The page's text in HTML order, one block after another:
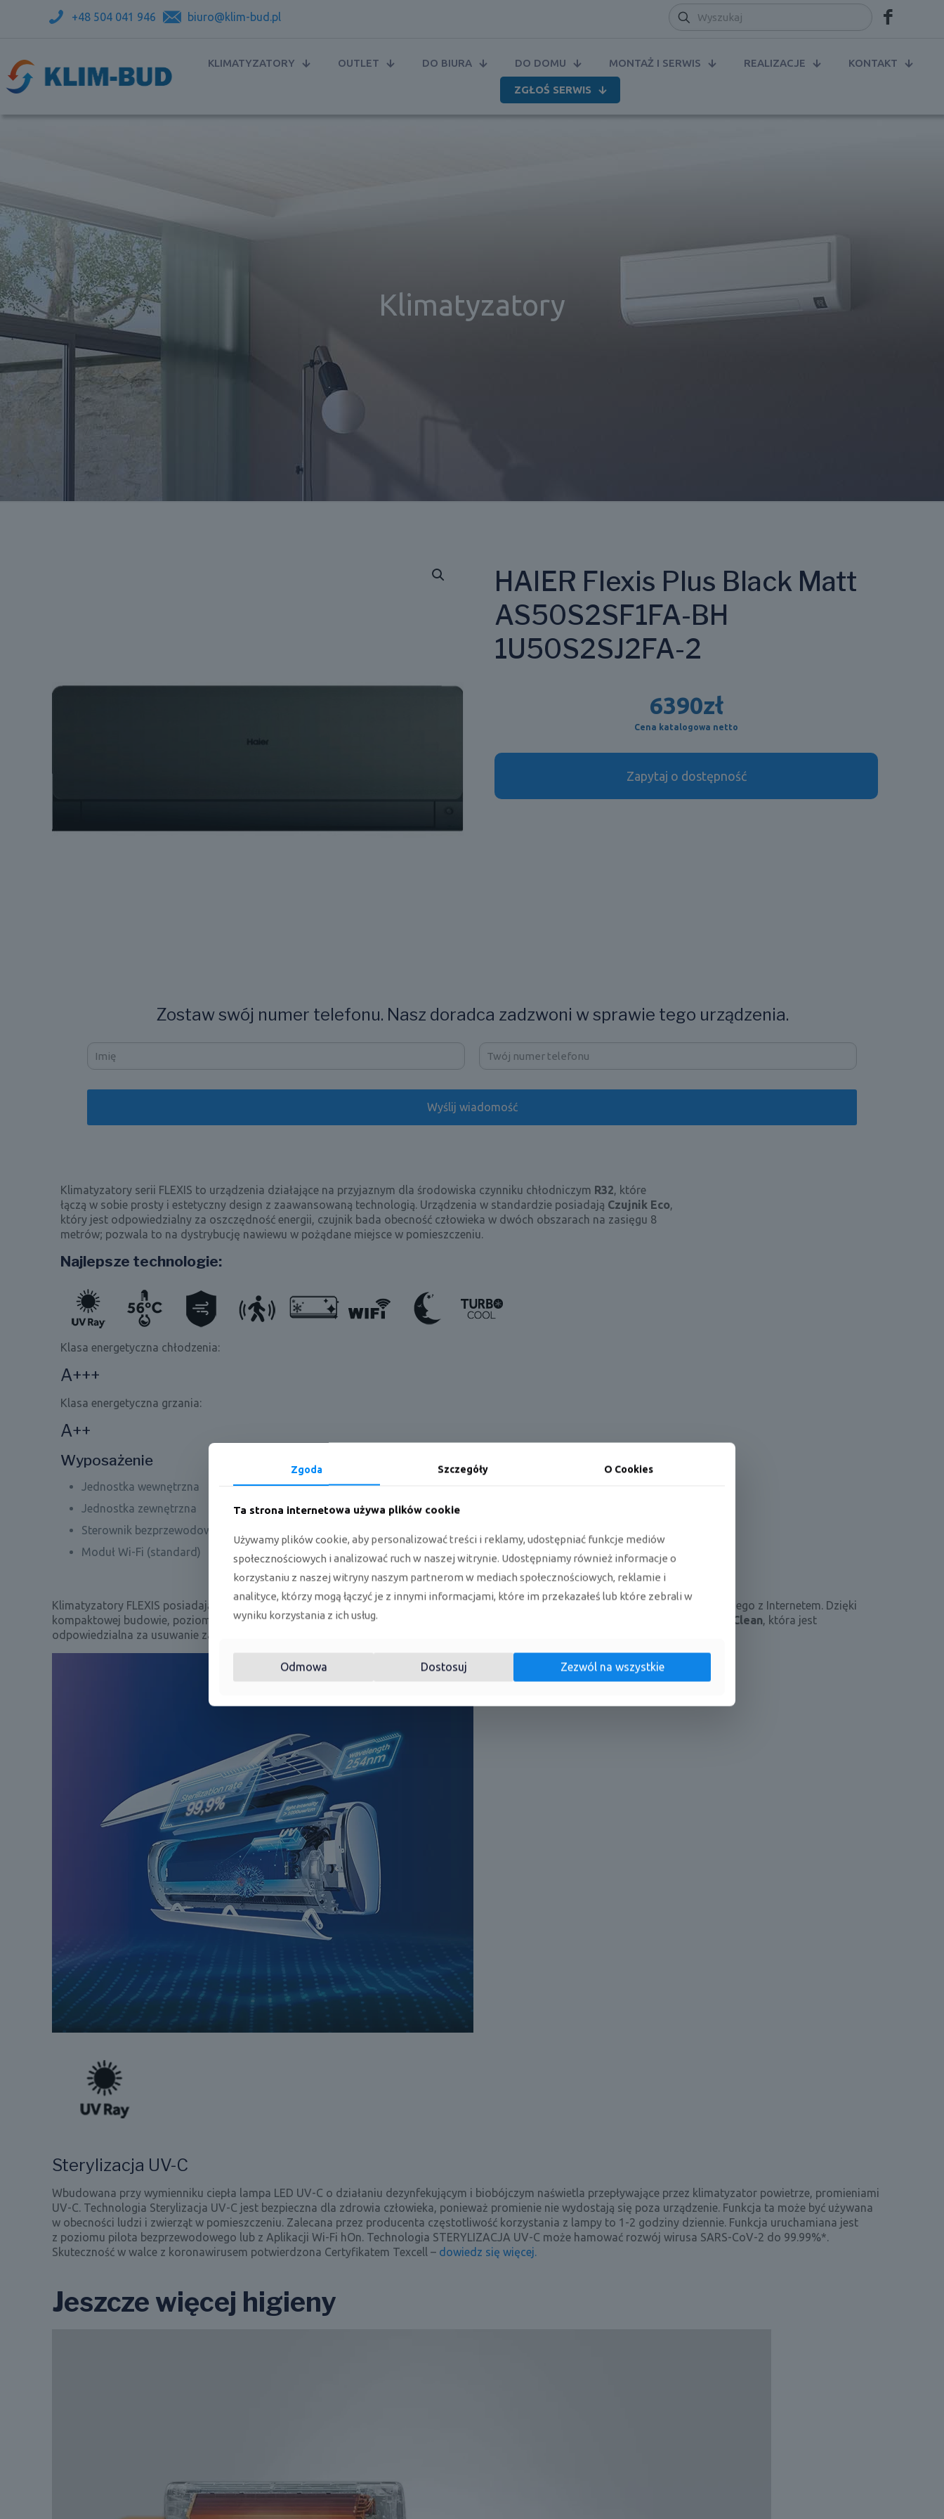
+48 504 041 946 biuro@klim-bud.pl
KLIMATYZATORY OUTLET DO BIURA DO DOMU MONTAŻ I SERWIS REALIZACJE KONTAKT
ZGŁOŚ SERWIS
Klimatyzatory
HAIER Flexis Plus Black Matt
AS50S2SF1FA-BH
1U50S2SJ2FA-2
6390zł
Cena katalogowa netto
Zapytaj o dostępność
Zostaw swój numer telefonu. Nasz doradca zadzwoni w sprawie tego urządzenia.
Klimatyzatory serii FLEXIS to urządzenia działające na przyjaznym dla środowiska czynniku chłodniczym R32, które
łączą w sobie prosty i estetyczny design z zaawansowaną technologią. Urządzenia w standardzie posiadają Czujnik Eco,
który jest odpowiedzialny za oszczędność energii, czujnik bada obecność człowieka w dwóch obszarach na zasięgu 8
metrów; pozwala to na dystrybucję nawiewu w pożądane miejsce w pomieszczeniu.
Najlepsze technologie:
Klasa energetyczna chłodzenia:
A+++
Klasa energetyczna grzania:
A++
Wyposażenie
Jednostka wewnętrzna
Jednostka zewnętrzna
Sterownik bezprzewodowy: YR-HQ lub YR-HJ (standard)
Moduł Wi-Fi (standard)
Klimatyzatory FLEXIS posiadają sterowanie Wi-Fiw standardzie, które może odbywać się za pomocą smartfona lub tabletu połączonego z Internetem. Dzięki
kompaktowej budowie, poziom hałasu urządzenia może być obniżony nawet do
Self Clean, która jest
odpowiedzialna za usuwanie zanieczyszczeń i bakterii gromadzących się na wymienniku.
Sterylizacja UV-C
Wbudowana przy wymienniku ciepła lampa LED UV-C o działaniu dezynfekującym i biobójczym naświetla przepływające przez klimatyzator powietrze, promieniami
UV-C. Technologia Sterylizacja UV-C jest bezpieczna dla zdrowia człowieka, ponieważ promienie nie wydostają się poza urządzenie. Funkcja ta może być używana
w obecności ludzi i zwierząt w pomieszczeniu. Zalecana przez producenta częstotliwość korzystania z lampy to 1-2 godziny dziennie. Funkcja uruchamiana jest
z poziomu pilota bezprzewodowego lub z Aplikacji Wi-Fi hOn. Technologia STERYLIZACJA UV-C może hamować rozwój wirusa SARS-CoV-2 do 99.99%*.
Skuteczność w walce z koronawirusem potwierdzona Certyfikatem Texcell – dowiedz się więcej.
Jeszcze więcej higieny
Zgoda Szczegóły O Cookies
Ta strona internetowa używa plików cookie
Używamy plików cookie, aby personalizować treści i reklamy, udostępniać funkcje mediów
społecznościowych i analizować ruch w naszej witrynie. Udostępniamy również informacje o
korzystaniu z naszej witryny naszym partnerom w mediach społecznościowych, reklamie i
analityce, którzy mogą łączyć je z innymi informacjami, które im przekazałeś lub które zebrali w
wyniku korzystania z ich usług.
Odmowa Dostosuj Zezwól na wszystkie